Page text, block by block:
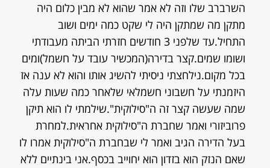
השרברב שלו וזה לא אמר שהוא לא מבין כלום היה
מתקן מה שמתקן היה לי שקט כמה ימים ושוב
התחיל.עד שלפני 3 חודשים חזרתי הביתה מעבודתי
ושומו שמים.קצר בדירה(המכשיר עובד על חשמל)ומים
בכל מקום.נילחצתי ניסיתי להשיג אותו והוא לא ענה אז
היזמנתי על חשבוני חשמלאי שלאחר כמה שעות עלה
שמה שעשה קצר זה ה"סילוקית".שילמתי לו הוא תיקן
פרוביזורי ואמר שחברת ה"סילוקית אחראית.למחרת
בעל הדירה הגיב ואמר לי שבחברת ה"סילוקית אמרו לו
שאם הנזק הוא בזדון הוא יחוייב בכסף.אני בינתיים ללא